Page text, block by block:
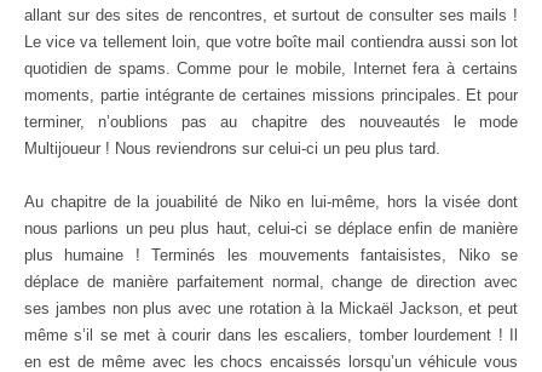
allant sur des sites de rencontres, et surtout de consulter ses mails !
Le vice va tellement loin, que votre boîte mail contiendra aussi son lot
quotidien de spams. Comme pour le mobile, Internet fera à certains
moments, partie intégrante de certaines missions principales. Et pour
terminer, n’oublions pas au chapitre des nouveautés le mode
Multijoueur ! Nous reviendrons sur celui-ci un peu plus tard.
Au chapitre de la jouabilité de Niko en lui-même, hors la visée dont
nous parlions un peu plus haut, celui-ci se déplace enfin de manière
plus humaine ! Terminés les mouvements fantaisistes, Niko se
déplace de manière parfaitement normal, change de direction avec
ses jambes non plus avec une rotation à la Mickaël Jackson, et peut
même s’il se met à courir dans les escaliers, tomber lourdement ! Il
en est de même avec les chocs encaissés lorsqu’un véhicule vous